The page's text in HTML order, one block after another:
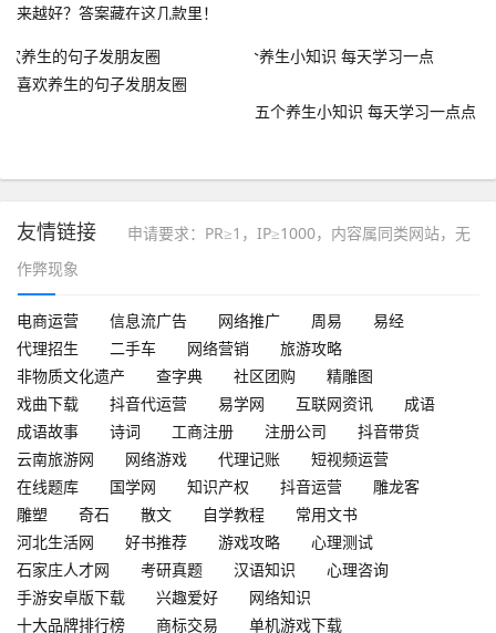
来越好？答案藏在这几款里！
喜欢养生的句子发朋友圈
五个养生小知识 每天学习一点点
友情链接
申请要求：PR≥1，IP≥1000，内容属同类网站，无
作弊现象
电商运营 信息流广告 网络推广 周易
易经
代理招生
二手车 网络营销
旅游攻略
非物质文化遗产
查字典 社区团购
精雕图
戏曲下载
抖音代运营 易学网 互联网资讯
成语
成语故事
诗词 工商注册 注册公司
抖音带货
云南旅游网
网络游戏 代理记账
短视频运营
在线题库
国学网 知识产权 抖音运营
雕龙客
雕塑
奇石 散文 自学教程
常用文书
河北生活网
好书推荐 游戏攻略
心理测试
石家庄人才网
考研真题 汉语知识
心理咨询
手游安卓版下载
兴趣爱好
网络知识
十大品牌排行榜
商标交易
单机游戏下载